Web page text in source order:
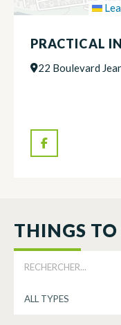
PRACTICAL
22 Boulevard
THINGS TO